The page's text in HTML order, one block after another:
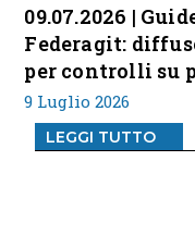
09.07.2026 |
Federagit:
per controlli su
9 Luglio 2026
LEGGI TUTTO